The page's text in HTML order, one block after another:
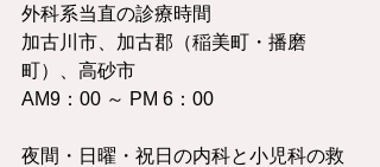
外科系当直の診療時間
加古川市、加古郡（稲美町・播磨
町）、高砂市
AM9：00 ～ PM 6：00
夜間・日曜・祝日の内科と小児科の救